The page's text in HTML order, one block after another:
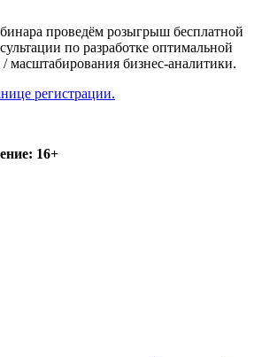
проведём розыгрыш бесплатной
по разработке оптимальной
/ масштабирования бизнес-аналитики.
регистрации.
16+